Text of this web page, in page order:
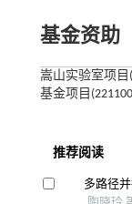
基金资助
嵩山实验室项目
基金项目